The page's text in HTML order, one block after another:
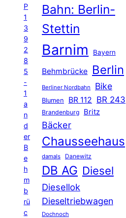
P
1
3
9
2
8
5
-
1
a
n
d
er
B
e
h
m
b
rü
c
Bahn: Berlin-
Stettin
Barnim Bayern
Behmbrücke Berlin
Berliner Nordbahn Bike
Blumen BR 112 BR 243
Brandenburg Britz
Bäcker
Chausseehaus
damals Danewitz
DB AG Diesel
Diesellok
Dieseltriebwagen
Dochnoch